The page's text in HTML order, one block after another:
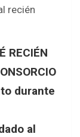
recién
RECIÉN
durante
al